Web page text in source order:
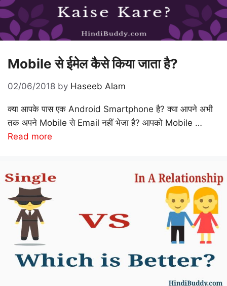
Mobile से ईमेल कैसे किया जाता है?
02/06/2018 by Haseeb Alam
क्या आपके पास एक Android Smartphone है? क्या आपने अभी
तक अपने Mobile से Email नहीं भेजा है? आपको Mobile …
Read more